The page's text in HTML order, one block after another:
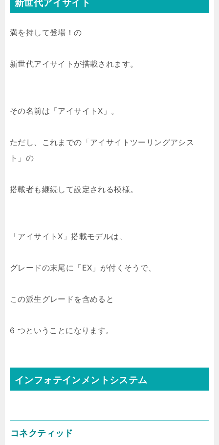
新世代アイサイト
満を持して登場！の
新世代アイサイトが搭載されます。
その名前は「アイサイトX」。
ただし、これまでの「アイサイトツーリングアシス
ト」の
搭載者も継続して設定される模様。
「アイサイトX」搭載モデルは、
グレードの末尾に「EX」が付くそうで、
この派生グレードを含めると
6 つということになります。
インフォテインメントシステム
コネクティッド